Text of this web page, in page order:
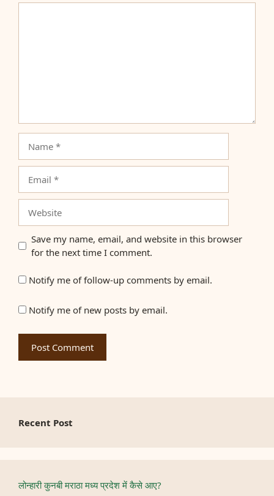
Save my name, email, and website in this browser
for the next time I comment.
Notify me of follow-up comments by email.
Notify me of new posts by email.
Recent Post
लोन्हारी कुनबी मराठा मध्य प्रदेश में कैसे आए?